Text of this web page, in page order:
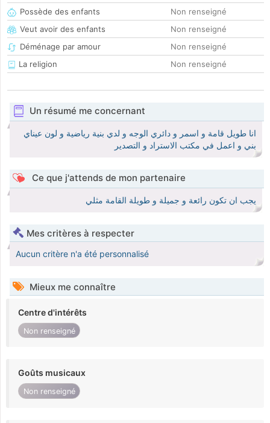
Possède des enfants
Non renseigné
Veut avoir des enfants
Non renseigné
Déménage par amour
Non renseigné
La religion
Non renseigné
Un résumé me concernant
انا طويل قامة و اسمر و دائري الوجه و لدي بنية رياضية و لون عيناي
بني و اعمل في مكتب الاستراد و التصدير
Ce que j'attends de mon partenaire
يجب ان تكون رائعة و جميلة و طويلة القامة مثلي
Mes critères à respecter
Aucun critère n'a été personnalisé
Mieux me connaître
Centre d'intérêts
Non renseigné
Goûts musicaux
Non renseigné